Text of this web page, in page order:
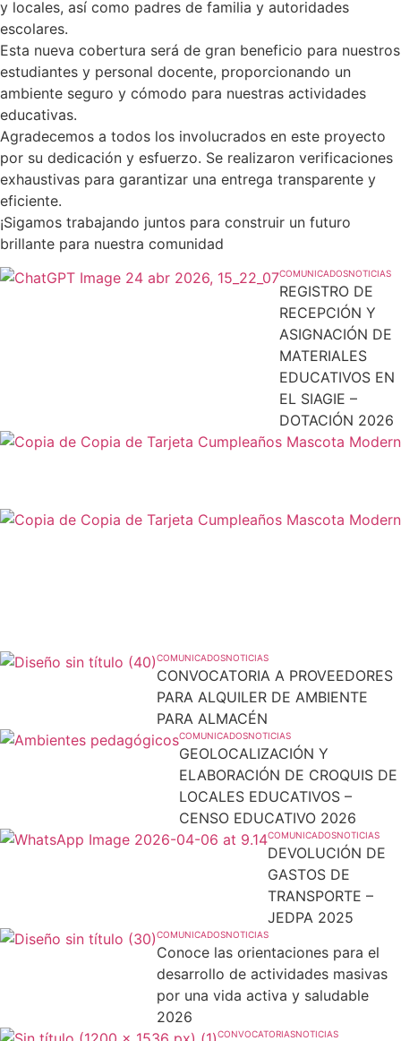
y locales, así como padres de familia y autoridades
escolares.
Esta nueva cobertura será de gran beneficio para nuestros
estudiantes y personal docente, proporcionando un
ambiente seguro y cómodo para nuestras actividades
educativas.
Agradecemos a todos los involucrados en este proyecto
por su dedicación y esfuerzo. Se realizaron verificaciones
exhaustivas para garantizar una entrega transparente y
eficiente.
¡Sigamos trabajando juntos para construir un futuro
brillante para nuestra comunidad
COMUNICADOSNOTICIAS
REGISTRO DE
RECEPCIÓN Y
ASIGNACIÓN DE
MATERIALES
EDUCATIVOS EN
EL SIAGIE –
DOTACIÓN 2026
COMUNICADOSNOTICIAS
CONVOCATORIA A PROVEEDORES
PARA ALQUILER DE AMBIENTE
PARA ALMACÉN
COMUNICADOSNOTICIAS
GEOLOCALIZACIÓN Y
ELABORACIÓN DE CROQUIS DE
LOCALES EDUCATIVOS –
CENSO EDUCATIVO 2026
COMUNICADOSNOTICIAS
DEVOLUCIÓN DE
GASTOS DE
TRANSPORTE –
JEDPA 2025
COMUNICADOSNOTICIAS
Conoce las orientaciones para el
desarrollo de actividades masivas
por una vida activa y saludable
2026
CONVOCATORIASNOTICIAS